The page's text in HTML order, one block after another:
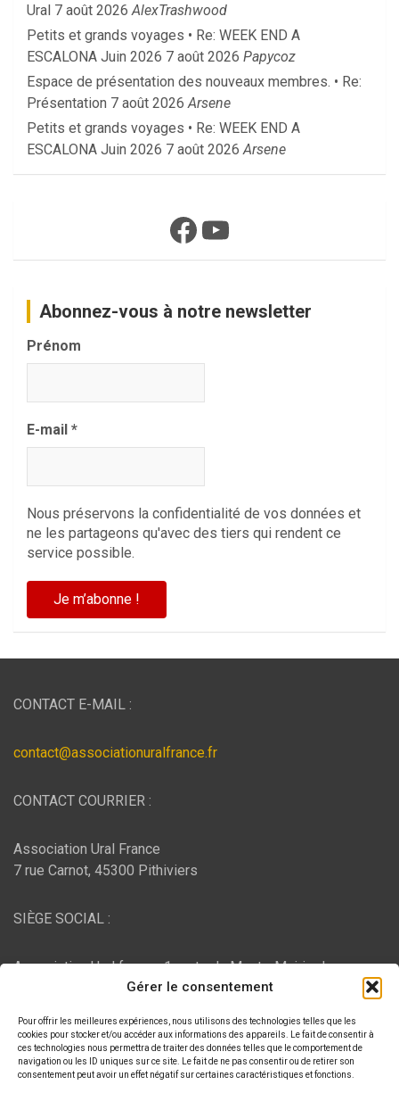
Gérer le consentement
Pour offrir les meilleures expériences, nous utilisons des technologies telles que les
cookies pour stocker et/ou accéder aux informations des appareils. Le fait de consentir à
ces technologies nous permettra de traiter des données telles que le comportement de
navigation ou les ID uniques sur ce site. Le fait de ne pas consentir ou de retirer son
consentement peut avoir un effet négatif sur certaines caractéristiques et fonctions.
Ural 7 août 2026 AlexTrashwood
Petits et grands voyages • Re: WEEK END A
ESCALONA Juin 2026 7 août 2026 Papycoz
Espace de présentation des nouveaux membres. • Re:
Présentation 7 août 2026 Arsene
Petits et grands voyages • Re: WEEK END A
ESCALONA Juin 2026 7 août 2026 Arsene
Facebook
YouTube
Abonnez-vous à notre newsletter
Prénom
E-mail *
Nous préservons la confidentialité de vos données et
ne les partageons qu'avec des tiers qui rendent ce
service possible.
CONTACT E-MAIL :
contact@associationuralfrance.fr
CONTACT COURRIER :
Association Ural France
7 rue Carnot, 45300 Pithiviers
SIÈGE SOCIAL :
Association Ural france, 1 route du Mont - Mairie de
Bujaleuf, 87460 Bujaleuf
HÉBERGEMENT :
, Chemin des Pardiaux, 63000 Clermont-Ferrand